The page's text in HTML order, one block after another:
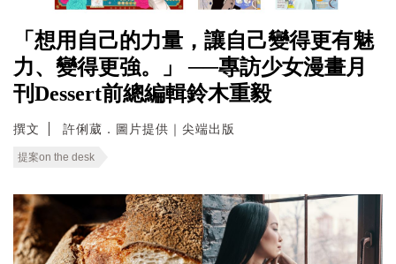
「想用自己的力量，讓自己變得更有魅
力、變得更強。」 ──專訪少女漫畫月
刊Dessert前總編輯鈴木重毅
撰文 許俐葳．圖片提供｜尖端出版
提案on the desk